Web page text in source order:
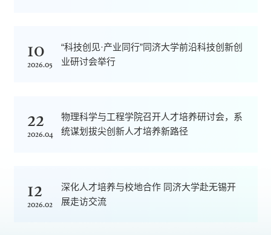
10
2026.05
“科技创见·产业同行”同济大学前沿科技创新创
业研讨会举行
22
2026.04
物理科学与工程学院召开人才培养研讨会，系
统谋划拔尖创新人才培养新路径
12
2026.02
深化人才培养与校地合作 同济大学赴无锡开
展走访交流